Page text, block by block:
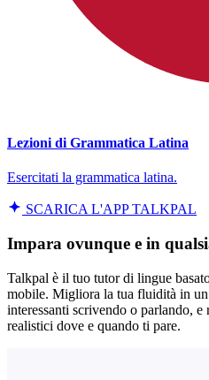
Lezioni di Grammatica Latina
Esercitati la grammatica latina.
SCARICA L'APP TALKPAL
Impara ovunque e in
Talkpal è il tuo tutor di lingue
mobile. Migliora la tua fluidità in
interessanti scrivendo o parlando,
realistici dove e quando ti pare.